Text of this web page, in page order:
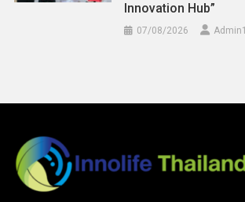
Innovation Hub”
07/08/2026 Admin​1